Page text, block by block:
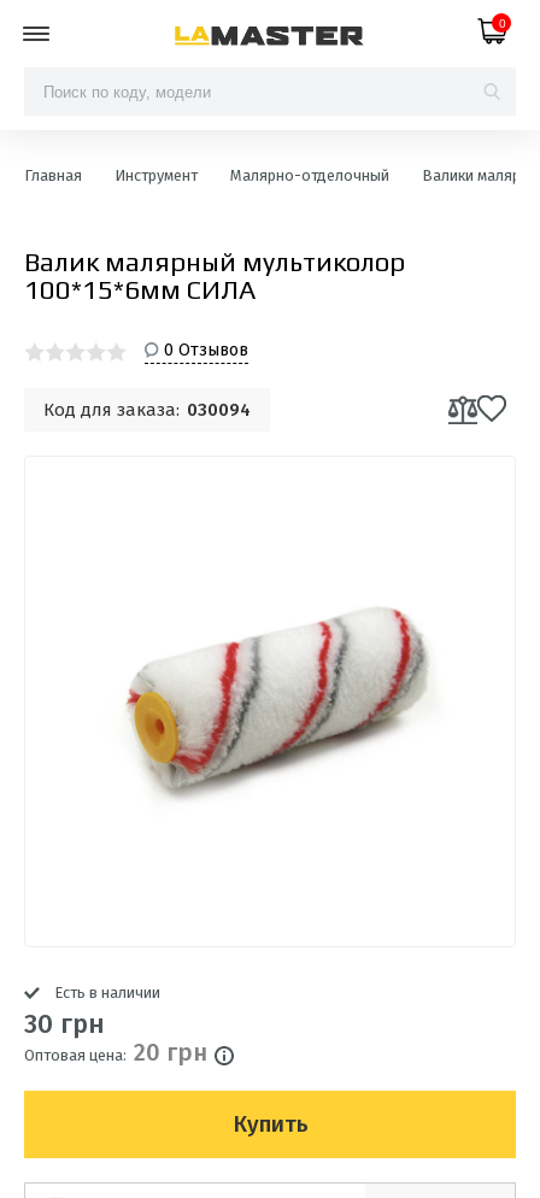
0
Главная Инструмент Малярно-отделочный Валики
Валик малярный мультиколор
100*15*6мм СИЛА
0 Отзывов
Код для заказа: 030094
Есть в наличии
30 грн
Оптовая цена: 20 грн
Купить